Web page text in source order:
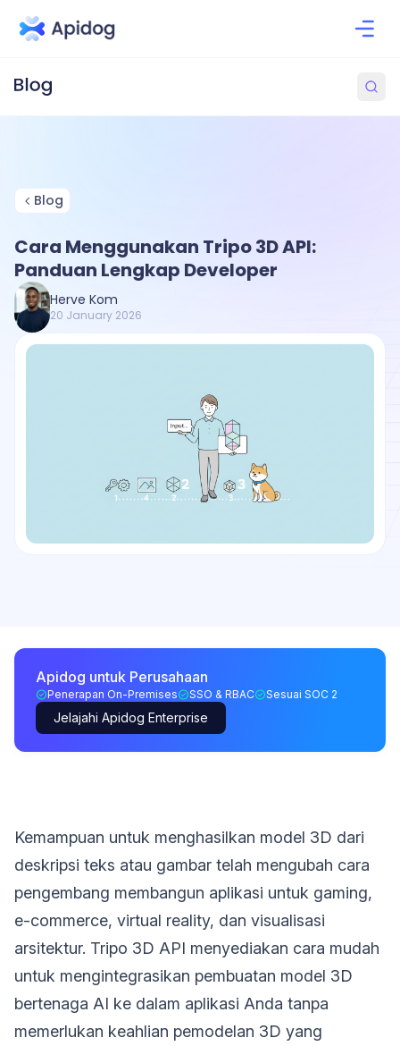
Blog
Cara Menggunakan Tripo 3D API:
Panduan Lengkap Developer
Herve Kom
20 January 2026
Apidog untuk Perusahaan
Penerapan On-Premises SSO & RBAC Sesuai SOC 2
Jelajahi Apidog Enterprise
Kemampuan untuk menghasilkan model 3D dari
deskripsi teks atau gambar telah mengubah cara
pengembang membangun aplikasi untuk gaming,
e-commerce, virtual reality, dan visualisasi
arsitektur. Tripo 3D API menyediakan cara mudah
untuk mengintegrasikan pembuatan model 3D
bertenaga AI ke dalam aplikasi Anda tanpa
memerlukan keahlian pemodelan 3D yang